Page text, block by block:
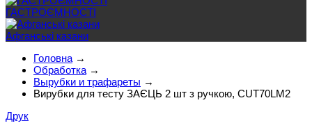
ГАСТРОЄМНОСТІ
Афганські казани
Головна →
Обработка →
Вырубки и трафареты →
Вирубки для тесту ЗАЄЦЬ 2 шт з ручкою, CUT70LM2
Друк